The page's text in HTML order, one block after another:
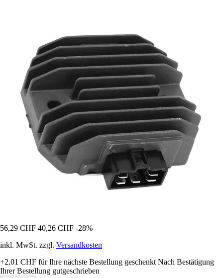
56,29 CHF 40,26 CHF -28%
inkl. MwSt. zzgl. Versandkosten
+2,01 CHF für Ihre nächste Bestellung geschenkt Nach Bestätigung
Ihrer Bestellung gutgeschrieben